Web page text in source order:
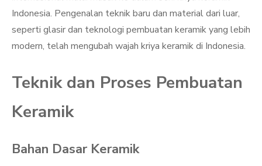
Indonesia. Pengenalan teknik baru dan material dari luar,
seperti glasir dan teknologi pembuatan keramik yang lebih
modern, telah mengubah wajah kriya keramik di Indonesia.
Teknik dan Proses Pembuatan
Keramik
Bahan Dasar Keramik